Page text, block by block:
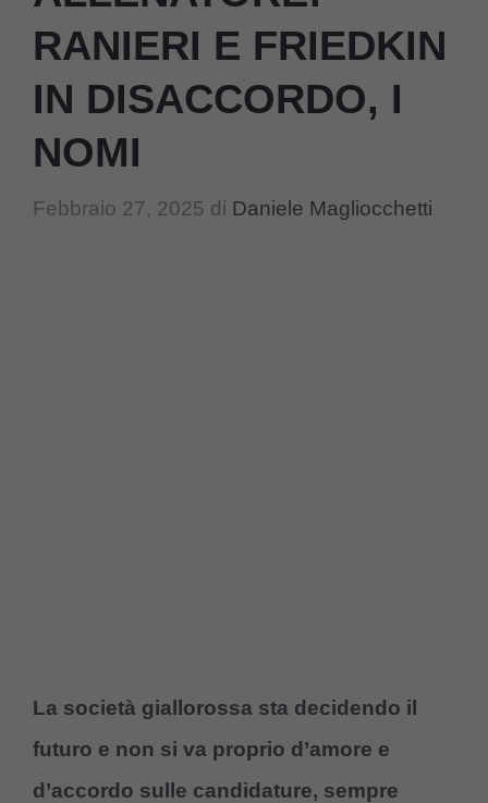
RANIERI E FRIEDKIN
IN DISACCORDO, I
NOMI
Febbraio 27, 2025 di Daniele Magliocchetti
La società giallorossa sta decidendo il
futuro e non si va proprio d’amore e
d’accordo sulle candidature, sempre